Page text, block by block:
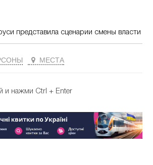
представила сценарии смены власти
МЕСТА
и нажми Ctrl + Enter